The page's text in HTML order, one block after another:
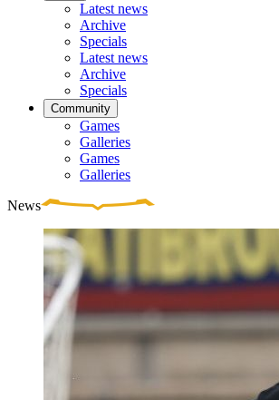
Latest news
Archive
Specials
Latest news
Archive
Specials
Community
Games
Galleries
Games
Galleries
News